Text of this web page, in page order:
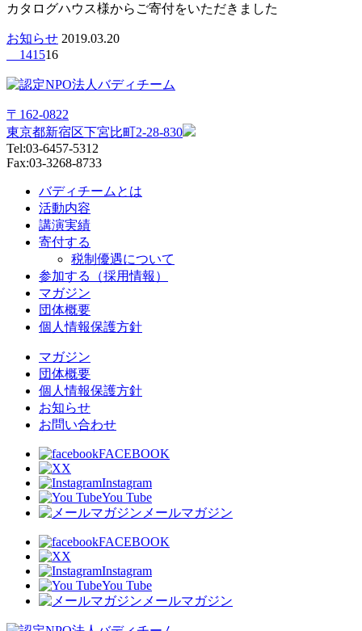
カタログハウス様からご寄付をいただきました
お知らせ 2019.03.20
141516
〒162-0822
東京都新宿区下宮比町2-28-830
Tel:03-6457-5312
Fax:03-3268-8733
バディチームとは
活動内容
講演実績
寄付する
税制優遇について
参加する（採用情報）
マガジン
団体概要
個人情報保護方針
マガジン
団体概要
個人情報保護方針
お知らせ
お問い合わせ
FACEBOOK
X
Instagram
You Tube
メールマガジン
FACEBOOK
X
Instagram
You Tube
メールマガジン